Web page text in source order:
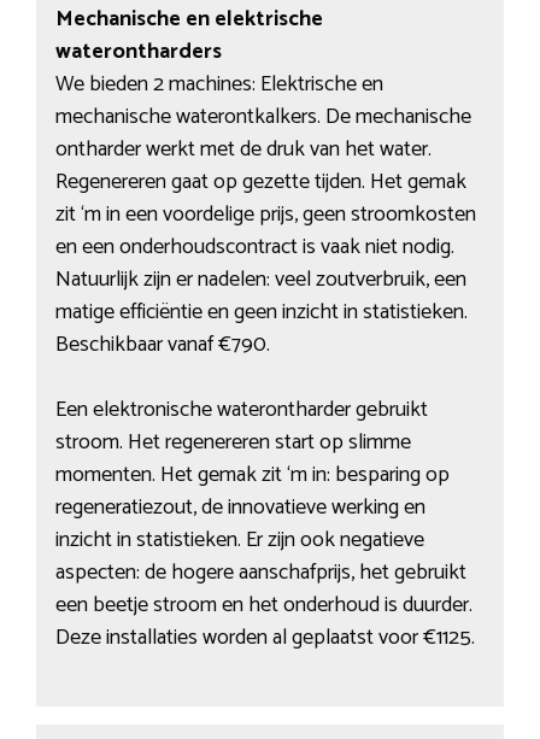
Mechanische en elektrische
waterontharders
We bieden 2 machines: Elektrische en
mechanische waterontkalkers. De mechanische
ontharder werkt met de druk van het water.
Regenereren gaat op gezette tijden. Het gemak
zit ‘m in een voordelige prijs, geen stroomkosten
en een onderhoudscontract is vaak niet nodig.
Natuurlijk zijn er nadelen: veel zoutverbruik, een
matige efficiëntie en geen inzicht in statistieken.
Beschikbaar vanaf €790.
Een elektronische waterontharder gebruikt
stroom. Het regenereren start op slimme
momenten. Het gemak zit ‘m in: besparing op
regeneratiezout, de innovatieve werking en
inzicht in statistieken. Er zijn ook negatieve
aspecten: de hogere aanschafprijs, het gebruikt
een beetje stroom en het onderhoud is duurder.
Deze installaties worden al geplaatst voor €1125.